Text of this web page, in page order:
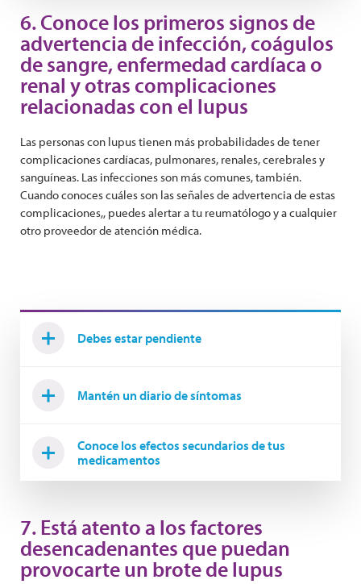
6. Conoce los primeros signos de
advertencia de infección, coágulos
de sangre, enfermedad cardíaca o
renal y otras complicaciones
relacionadas con el lupus
Las personas con lupus tienen más probabilidades de tener
complicaciones cardíacas, pulmonares, renales, cerebrales y
sanguíneas. Las infecciones son más comunes, también.
Cuando conoces cuáles son las señales de advertencia de estas
complicaciones,, puedes alertar a tu reumatólogo y a cualquier
otro proveedor de atención médica.
Debes estar pendiente
Mantén un diario de síntomas
Conoce los efectos secundarios de tus
medicamentos
7. Está atento a los factores
desencadenantes que puedan
provocarte un brote de lupus